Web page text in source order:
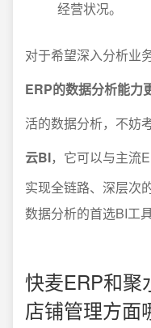
经营状况。
对于希望深入分析业
ERP的数据分析能力
活的数据分析，不妨
云BI，它可以与主流
实现全链路、深层次
数据分析的首选BI工具
快麦ERP和聚
店铺管理方面